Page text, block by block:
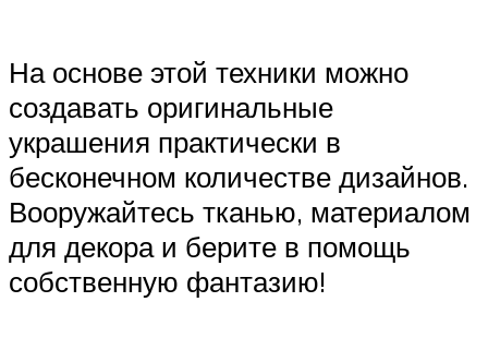
На основе этой техники можно
создавать оригинальные
украшения практически в
бесконечном количестве дизайнов.
Вооружайтесь тканью, материалом
для декора и берите в помощь
собственную фантазию!